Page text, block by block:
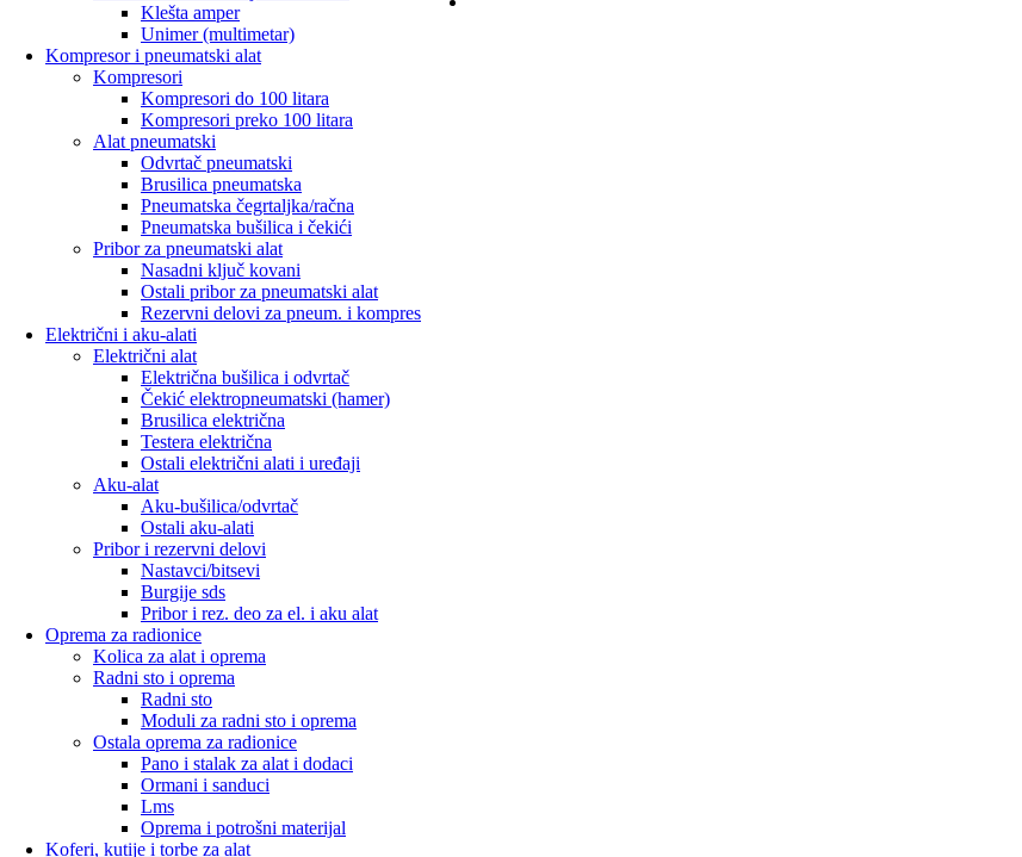
Klešta amper
Unimer (multimetar)
Kompresor i pneumatski alat
Kompresori
Kompresori do 100 litara
Kompresori preko 100 litara
Alat pneumatski
Odvrtač pneumatski
Brusilica pneumatska
Pneumatska čegrtaljka/račna
Pneumatska bušilica i čekići
Pribor za pneumatski alat
Nasadni ključ kovani
Ostali pribor za pneumatski alat
Rezervni delovi za pneum. i kompres
Električni i aku-alati
Električni alat
Električna bušilica i odvrtač
Čekić elektropneumatski (hamer)
Brusilica električna
Testera električna
Ostali električni alati i uređaji
Aku-alat
Aku-bušilica/odvrtač
Ostali aku-alati
Pribor i rezervni delovi
Nastavci/bitsevi
Burgije sds
Pribor i rez. deo za el. i aku alat
Oprema za radionice
Kolica za alat i oprema
Radni sto i oprema
Radni sto
Moduli za radni sto i oprema
Ostala oprema za radionice
Pano i stalak za alat i dodaci
Ormani i sanduci
Lms
Oprema i potrošni materijal
Koferi, kutije i torbe za alat